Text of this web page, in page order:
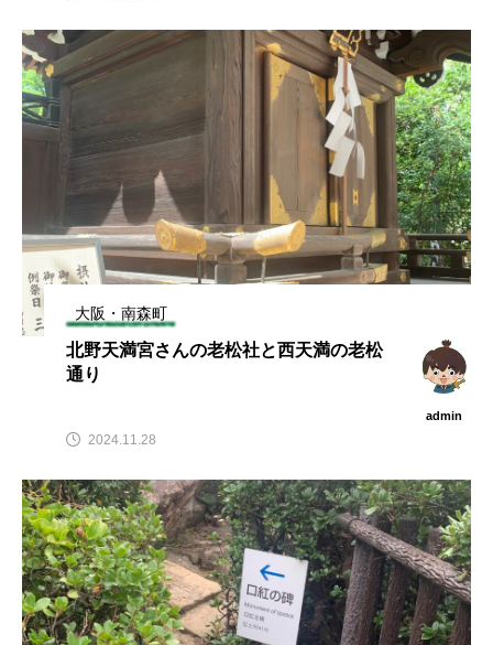
大阪・南森町
北野天満宮さんの老松社と西天満の老松
通り
admin
2024.11.28